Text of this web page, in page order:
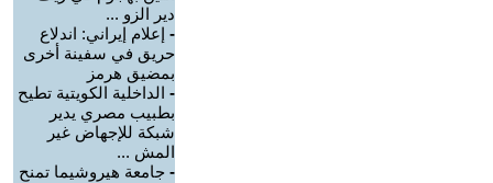
دير الزو ...
- إعلام إيراني: اندلاع
حريق في سفينة أخرى
بمضيق هرمز
- الداخلية الكويتية تطيح
بطبيب مصري يدير
شبكة للإجهاض غير
المش ...
- جامعة هيروشيما تمنح